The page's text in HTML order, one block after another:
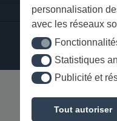
personnalisation
avec les réseaux
Fonctionnalités
Statistiques
Statistiques
Publicité et
Publicité et
Tout autoriser